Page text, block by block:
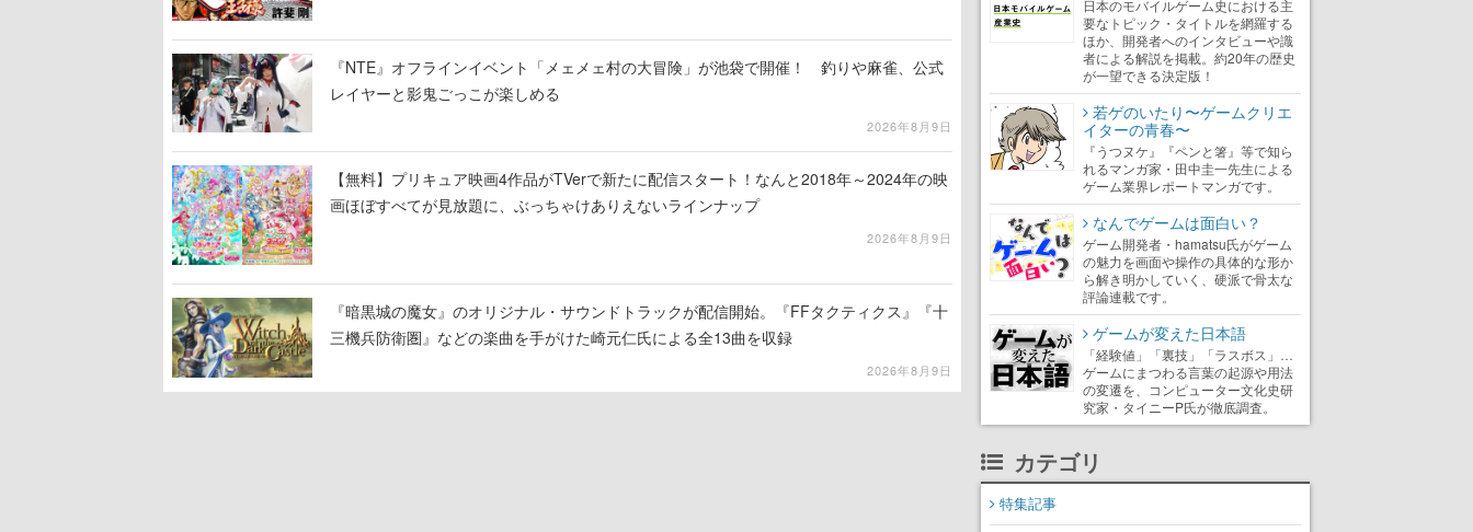
『NTE』オフラインイベント「メェメェ村の大冒険」が池袋で開催！ 釣りや麻雀、公式
レイヤーと影鬼ごっこが楽しめる
2026年8月9日
【無料】プリキュア映画4作品がTVerで新たに配信スタート！なんと2018年～2024年の映
画ほぼすべてが見放題に、ぶっちゃけありえないラインナップ
2026年8月9日
『暗黒城の魔女』のオリジナル・サウンドトラックが配信開始。『FFタクティクス』『十
三機兵防衛圏』などの楽曲を手がけた崎元仁氏による全13曲を収録
2026年8月9日
日本のモバイルゲーム史における主
要なトピック・タイトルを網羅する
ほか、開発者へのインタビューや識
者による解説を掲載。約20年の歴史
が一望できる決定版！
若ゲのいたり〜ゲームクリエ
イターの青春〜
『うつヌケ』『ペンと箸』等で知ら
れるマンガ家・田中圭一先生による
ゲーム業界レポートマンガです。
なんでゲームは面白い？
ゲーム開発者・hamatsu氏がゲーム
の魅力を画面や操作の具体的な形か
ら解き明かしていく、硬派で骨太な
評論連載です。
ゲームが変えた日本語
「経験値」「裏技」「ラスボス」…
ゲームにまつわる言葉の起源や用法
の変遷を、コンピューター文化史研
究家・タイニーP氏が徹底調査。
カテゴリ
特集記事